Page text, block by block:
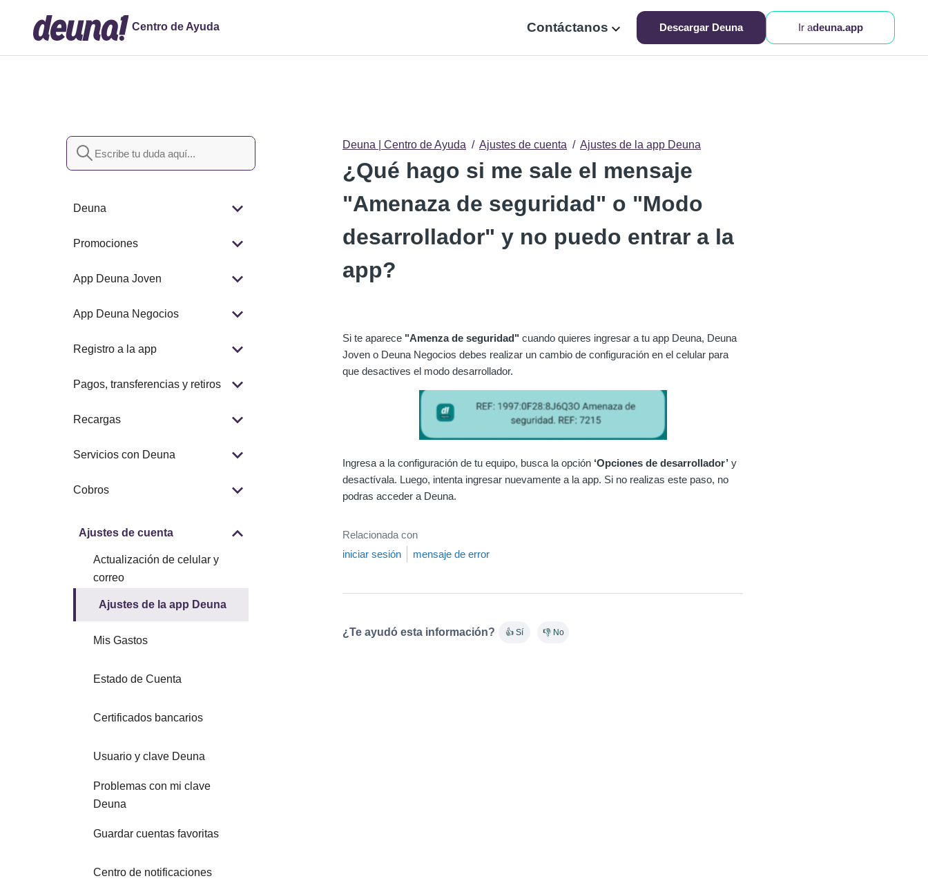
Centro de Ayuda Contáctanos Descargar Deuna Ir adeuna.app
Búsqueda
Deuna
Promociones
App Deuna Joven
App Deuna Negocios
Registro a la app
Pagos, transferencias y retiros
Recargas
Servicios con Deuna
Cobros
Ajustes de cuenta
Actualización de celular y
correo
Ajustes de la app Deuna
Mis Gastos
Estado de Cuenta
Certificados bancarios
Usuario y clave Deuna
Problemas con mi clave
Deuna
Guardar cuentas favoritas
Centro de notificaciones
Deuna | Centro de Ayuda Ajustes de cuenta Ajustes de la app Deuna
¿Qué hago si me sale el mensaje
"Amenaza de seguridad" o "Modo
desarrollador" y no puedo entrar a la
app?
Si te aparece "Amenza de seguridad" cuando quieres ingresar a tu app Deuna, Deuna
Joven o Deuna Negocios debes realizar un cambio de configuración en el celular para
que desactives el modo desarrollador.
Ingresa a la configuración de tu equipo, busca la opción ‘Opciones de desarrollador’ y
desactívala. Luego, intenta ingresar nuevamente a la app. Si no realizas este paso, no
podras acceder a Deuna.
Relacionada con
iniciar sesión
mensaje de error
¿Te ayudó esta información? 👍 Sí 👎 No